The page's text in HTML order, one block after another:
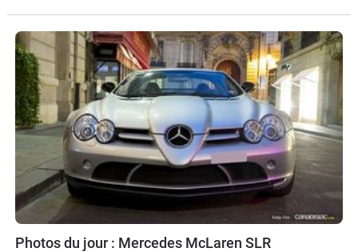
Photos du jour : Mercedes McLaren SLR